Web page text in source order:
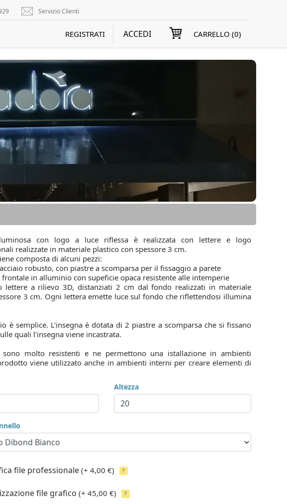
Servizio Clienti
REGISTRATI ACCEDI CARRELLO (0)
luminosa con logo a luce riflessa è realizzata con lettere e logo
realizzate in materiale plastico con spessore 3 cm.
composta di alcuni pezzi:
robusto, con piastre a scomparsa per il fissaggio a parete
in alluminio con supeficie opaca resistente alle intemperie
lettere a rilievo 3D, distanziati 2 cm dal fondo realizzati in materiale
3 cm. Ogni lettera emette luce sul fondo che riflettendosi illumina
è semplice. L'insegna è dotata di 2 piastre a scomparsa che si fissano
quali l'insegna viene incastrata.
molto resistenti e ne permettono una istallazione in ambienti
viene utilizzato anche in ambienti interni per creare elementi di
Altezza
file professionale (+ 4,00 €) ?
file grafico (+ 45,00 €) ?